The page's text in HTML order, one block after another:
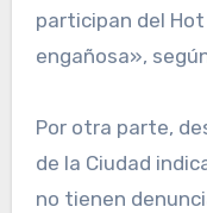
participan del
engañosa»,
Por otra parte,
de la Ciudad
no tienen